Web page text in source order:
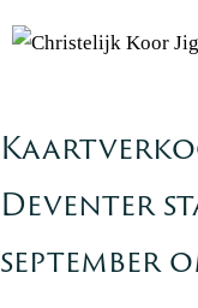
Deventer
september